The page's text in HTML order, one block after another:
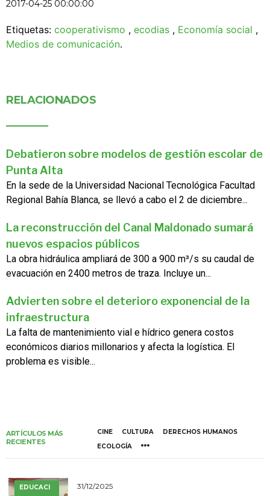
2017-04-25 00:00:00
Etiquetas: cooperativismo , ecodias , Economía social ,
Medios de comunicación.
RELACIONADOS
Debatieron sobre modelos de gestión escolar de
Punta Alta
En la sede de la Universidad Nacional Tecnológica Facultad
Regional Bahía Blanca, se llevó a cabo el 2 de diciembre...
La reconstrucción del Canal Maldonado sumará
nuevos espacios públicos
La obra hidráulica ampliará de 300 a 900 m³/s su caudal de
evacuación en 2400 metros de traza. Incluye un...
Advierten sobre el deterioro exponencial de la
infraestructura
La falta de mantenimiento vial e hídrico genera costos
económicos diarios millonarios y afecta la logística. El
problema es visible...
ARTÍCULOS MÁS
RECIENTES
CINE CULTURA
DERECHOS HUMANOS
ECOLOGÍA
EDUCACI
31/12/2025